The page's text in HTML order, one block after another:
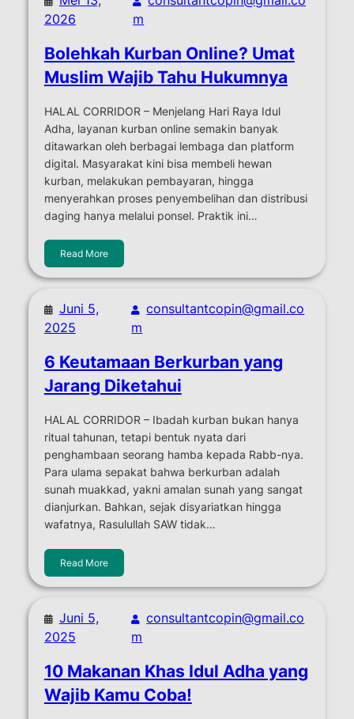
2026
m
Bolehkah Kurban Online? Umat
Muslim Wajib Tahu Hukumnya
HALAL CORRIDOR – Menjelang Hari Raya Idul
Adha, layanan kurban online semakin banyak
ditawarkan oleh berbagai lembaga dan platform
digital. Masyarakat kini bisa membeli hewan
kurban, melakukan pembayaran, hingga
menyerahkan proses penyembelihan dan distribusi
daging hanya melalui ponsel. Praktik ini…
Read More
Juni 5,
2025
consultantcopin@gmail.co
m
6 Keutamaan Berkurban yang
Jarang Diketahui
HALAL CORRIDOR – Ibadah kurban bukan hanya
ritual tahunan, tetapi bentuk nyata dari
penghambaan seorang hamba kepada Rabb-nya.
Para ulama sepakat bahwa berkurban adalah
sunah muakkad, yakni amalan sunah yang sangat
dianjurkan. Bahkan, sejak disyariatkan hingga
wafatnya, Rasulullah SAW tidak…
Read More
Juni 5,
2025
consultantcopin@gmail.co
m
10 Makanan Khas Idul Adha yang
Wajib Kamu Coba!